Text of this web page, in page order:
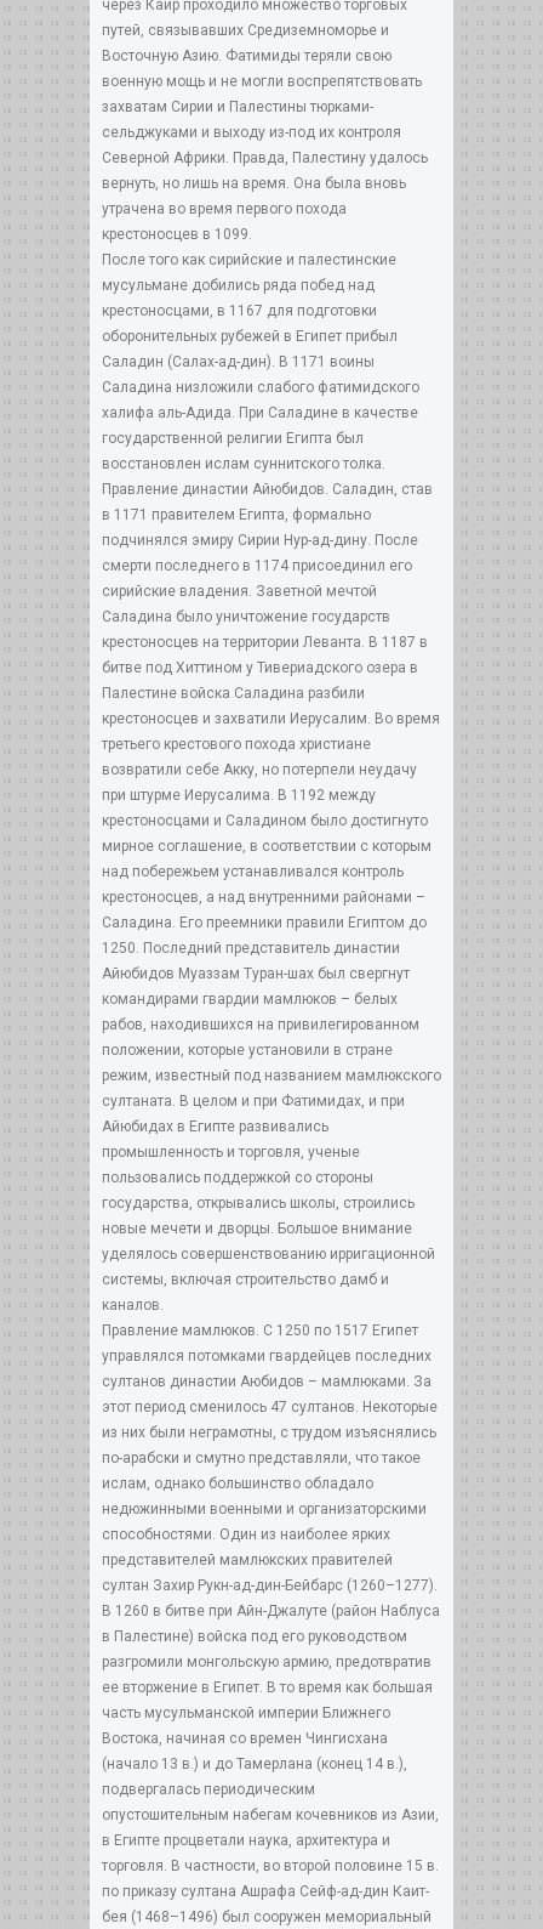
через Каир проходило множество торговых
путей, связывавших Средиземноморье и
Восточную Азию. Фатимиды теряли свою
военную мощь и не могли воспрепятствовать
захватам Сирии и Палестины тюрками-
сельджуками и выходу из-под их контроля
Северной Африки. Правда, Палестину удалось
вернуть, но лишь на время. Она была вновь
утрачена во время первого похода
крестоносцев в 1099.
После того как сирийские и палестинские
мусульмане добились ряда побед над
крестоносцами, в 1167 для подготовки
оборонительных рубежей в Египет прибыл
Саладин (Салах-ад-дин). В 1171 воины
Саладина низложили слабого фатимидского
халифа аль-Адида. При Саладине в качестве
государственной религии Египта был
восстановлен ислам суннитского толка.
Правление династии Айюбидов. Саладин, став
в 1171 правителем Египта, формально
подчинялся эмиру Сирии Нур-ад-дину. После
смерти последнего в 1174 присоединил его
сирийские владения. Заветной мечтой
Саладина было уничтожение государств
крестоносцев на территории Леванта. В 1187 в
битве под Хиттином у Тивериадского озера в
Палестине войска Саладина разбили
крестоносцев и захватили Иерусалим. Во время
третьего крестового похода христиане
возвратили себе Акку, но потерпели неудачу
при штурме Иерусалима. В 1192 между
крестоносцами и Саладином было достигнуто
мирное соглашение, в соответствии с которым
над побережьем устанавливался контроль
крестоносцев, а над внутренними районами –
Саладина. Его преемники правили Египтом до
1250. Последний представитель династии
Айюбидов Муаззам Туран-шах был свергнут
командирами гвардии мамлюков – белых
рабов, находившихся на привилегированном
положении, которые установили в стране
режим, известный под названием мамлюкского
султаната. В целом и при Фатимидах, и при
Айюбидах в Египте развивались
промышленность и торговля, ученые
пользовались поддержкой со стороны
государства, открывались школы, строились
новые мечети и дворцы. Большое внимание
уделялось совершенствованию ирригационной
системы, включая строительство дамб и
каналов.
Правление мамлюков. С 1250 по 1517 Египет
управлялся потомками гвардейцев последних
султанов династии Аюбидов – мамлюками. За
этот период сменилось 47 султанов. Некоторые
из них были неграмотны, с трудом изъяснялись
по-арабски и смутно представляли, что такое
ислам, однако большинство обладало
недюжинными военными и организаторскими
способностями. Один из наиболее ярких
представителей мамлюкских правителей
султан Захир Рукн-ад-дин-Бейбарс (1260–1277).
В 1260 в битве при Айн-Джалуте (район Наблуса
в Палестине) войска под его руководством
разгромили монгольскую армию, предотвратив
ее вторжение в Египет. В то время как большая
часть мусульманской империи Ближнего
Востока, начиная со времен Чингисхана
(начало 13 в.) и до Тамерлана (конец 14 в.),
подвергалась периодическим
опустошительным набегам кочевников из Азии,
в Египте процветали наука, архитектура и
торговля. В частности, во второй половине 15 в.
по приказу султана Ашрафа Сейф-ад-дин Каит-
бея (1468–1496) был сооружен мемориальный